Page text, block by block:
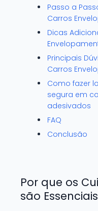
Passo a
Carros
Dicas
Principais
Carros
Como fazer
segura em
adesivados
FAQ
Conclusão
Por que os
são